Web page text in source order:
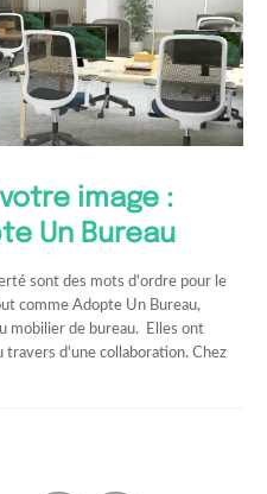
image :
Un Bureau
sont des mots d'ordre pour le
comme Adopte Un Bureau,
mobilier de bureau. Elles ont
travers d'une collaboration. Chez